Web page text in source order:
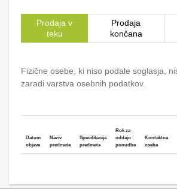
Prodaja v
teku
Prodaja
končana
Fizične osebe, ki niso podale soglasja,
zaradi varstva osebnih podatkov.
Datum
objave
Naziv
predmeta
Specifikacija
predmeta
Rok za
oddajo
ponudbe
Kontaktna
oseba